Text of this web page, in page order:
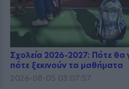
Σχολεία 2026-2027: Πότε θα
πότε ξεκινούν τα μαθήματα
2026-08-05 03:07:57